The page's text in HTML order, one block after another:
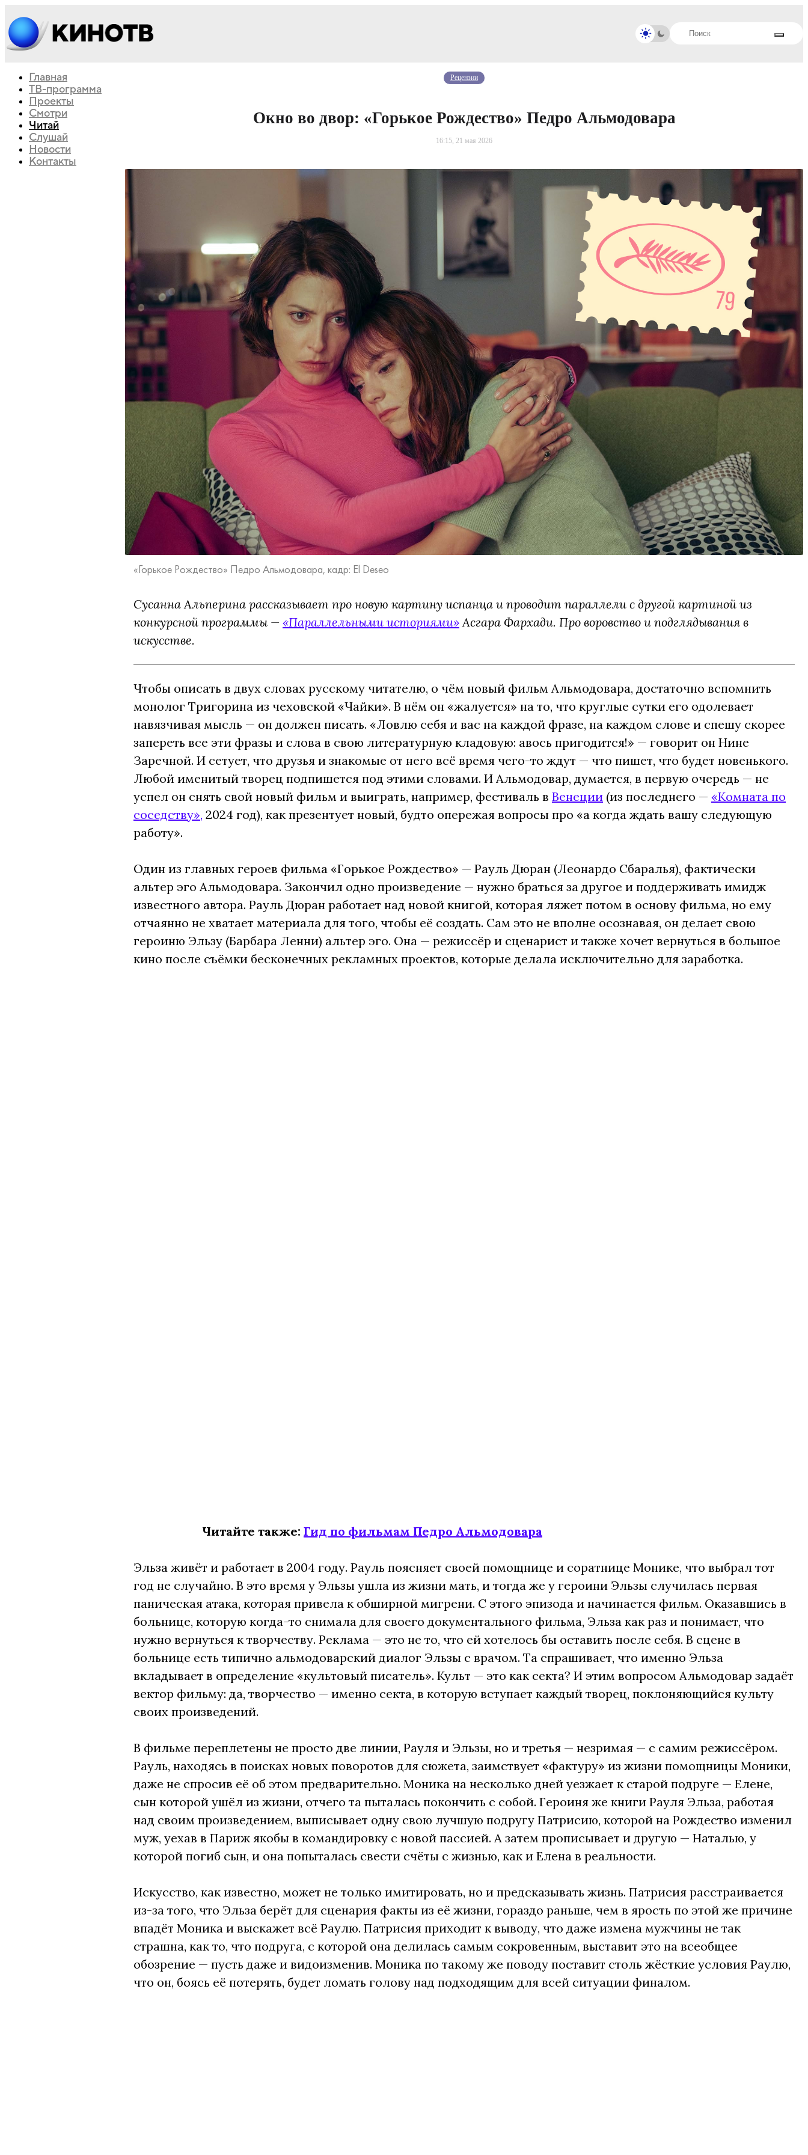
Главная
ТВ-программа
Проекты
Смотри
Читай
Слушай
Новости
Контакты
Рецензии
Окно во двор: «Горькое Рождество» Педро Альмодовара
16:15, 21 мая 2026
«Горькое Рождество» Педро Альмодовара, кадр: El Deseo
Сусанна Альперина рассказывает про новую картину испанца и проводит параллели с другой картиной из
конкурсной программы — «Параллельными историями» Асгара Фархади. Про воровство и подглядывания в
искусстве.
Чтобы описать в двух словах русскому читателю, о чём новый фильм Альмодовара, достаточно вспомнить
монолог Тригорина из чеховской «Чайки». В нём он «жалуется» на то, что круглые сутки его одолевает
навязчивая мысль — он должен писать. «Ловлю себя и вас на каждой фразе, на каждом слове и спешу скорее
запереть все эти фразы и слова в свою литературную кладовую: авось пригодится!» — говорит он Нине
Заречной. И сетует, что друзья и знакомые от него всё время чего-то ждут — что пишет, что будет новенького.
Любой именитый творец подпишется под этими словами. И Альмодовар, думается, в первую очередь — не
успел он снять свой новый фильм и выиграть, например, фестиваль в Венеции (из последнего — «Комната по
соседству», 2024 год), как презентует новый, будто опережая вопросы про «а когда ждать вашу следующую
работу».
Один из главных героев фильма «Горькое Рождество» — Рауль Дюран (Леонардо Сбаралья), фактически
альтер эго Альмодовара. Закончил одно произведение — нужно браться за другое и поддерживать имидж
известного автора. Рауль Дюран работает над новой книгой, которая ляжет потом в основу фильма, но ему
отчаянно не хватает материала для того, чтобы её создать. Сам это не вполне осознавая, он делает свою
героиню Эльзу (Барбара Ленни) альтер эго. Она — режиссёр и сценарист и также хочет вернуться в большое
кино после съёмки бесконечных рекламных проектов, которые делала исключительно для заработка.
Читайте также: Гид по фильмам Педро Альмодовара
Эльза живёт и работает в 2004 году. Рауль поясняет своей помощнице и соратнице Монике, что выбрал тот
год не случайно. В это время у Эльзы ушла из жизни мать, и тогда же у героини Эльзы случилась первая
паническая атака, которая привела к обширной мигрени. С этого эпизода и начинается фильм. Оказавшись в
больнице, которую когда-то снимала для своего документального фильма, Эльза как раз и понимает, что
нужно вернуться к творчеству. Реклама — это не то, что ей хотелось бы оставить после себя. В сцене в
больнице есть типично альмодоварский диалог Эльзы с врачом. Та спрашивает, что именно Эльза
вкладывает в определение «культовый писатель». Культ — это как секта? И этим вопросом Альмодовар задаёт
вектор фильму: да, творчество — именно секта, в которую вступает каждый творец, поклоняющийся культу
своих произведений.
В фильме переплетены не просто две линии, Рауля и Эльзы, но и третья — незримая — с самим режиссёром.
Рауль, находясь в поисках новых поворотов для сюжета, заимствует «фактуру» из жизни помощницы Моники,
даже не спросив её об этом предварительно. Моника на несколько дней уезжает к старой подруге — Елене,
сын которой ушёл из жизни, отчего та пыталась покончить с собой. Героиня же книги Рауля Эльза, работая
над своим произведением, выписывает одну свою лучшую подругу Патрисию, которой на Рождество изменил
муж, уехав в Париж якобы в командировку с новой пассией. А затем прописывает и другую — Наталью, у
которой погиб сын, и она попыталась свести счёты с жизнью, как и Елена в реальности.
Искусство, как известно, может не только имитировать, но и предсказывать жизнь. Патрисия расстраивается
из-за того, что Эльза берёт для сценария факты из её жизни, гораздо раньше, чем в ярость по этой же причине
впадёт Моника и выскажет всё Раулю. Патрисия приходит к выводу, что даже измена мужчины не так
страшна, как то, что подруга, с которой она делилась самым сокровенным, выставит это на всеобщее
обозрение — пусть даже и видоизменив. Моника по такому же поводу поставит столь жёсткие условия Раулю,
что он, боясь её потерять, будет ломать голову над подходящим для всей ситуации финалом.